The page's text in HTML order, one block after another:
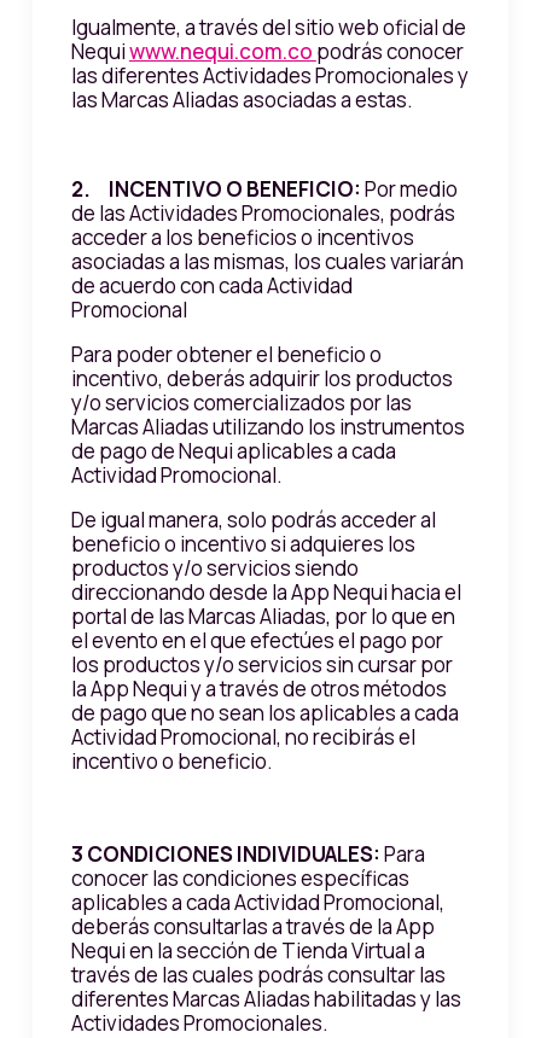
Igualmente, a través del sitio web oficial de
Nequiwww.nequi.com.co podrás conocer
las diferentes Actividades Promocionales y
las Marcas Aliadas asociadas a estas.
2. INCENTIVO O BENEFICIO: Por medio
de las Actividades Promocionales, podrás
acceder a los beneficios o incentivos
asociadas a las mismas, los cuales variarán
de acuerdo con cada Actividad
Promocional
Para poder obtener el beneficio o
incentivo, deberás adquirir los productos
y/o servicios comercializados por las
Marcas Aliadas utilizando los instrumentos
de pago de Nequi aplicables a cada
Actividad Promocional.
De igual manera, solo podrás acceder al
beneficio o incentivo si adquieres los
productos y/o servicios siendo
direccionando desde la App Nequi hacia el
portal de las Marcas Aliadas, por lo que en
el evento en el que efectúes el pago por
los productos y/o servicios sin cursar por
la App Nequi y a través de otros métodos
de pago que no sean los aplicables a cada
Actividad Promocional, no recibirás el
incentivo o beneficio.
3 CONDICIONES INDIVIDUALES: Para
conocer las condiciones específicas
aplicables a cada Actividad Promocional,
deberás consultarlas a través de la App
Nequi en la sección de Tienda Virtual a
través de las cuales podrás consultar las
diferentes Marcas Aliadas habilitadas y las
Actividades Promocionales.